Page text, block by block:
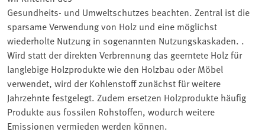
Gesundheits- und Umweltschutzes beachten. Zentral ist die
sparsame Verwendung von Holz und eine möglichst
wiederholte Nutzung in sogenannten Nutzungskaskaden. .
Wird statt der direkten Verbrennung das geerntete Holz für
langlebige Holzprodukte wie den Holzbau oder Möbel
verwendet, wird der Kohlenstoff zunächst für weitere
Jahrzehnte festgelegt. Zudem ersetzen Holzprodukte häufig
Produkte aus fossilen Rohstoffen, wodurch weitere
Emissionen vermieden werden können.